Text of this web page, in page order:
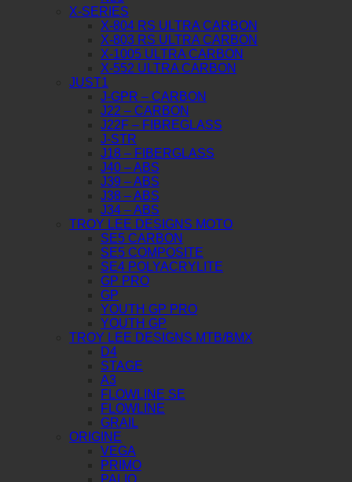
X-SERIES
X-804 RS ULTRA CARBON
X-803 RS ULTRA CARBON
X-1005 ULTRA CARBON
X-552 ULTRA CARBON
JUST1
J-GPR – CARBON
J22 – CARBON
J22F – FIBREGLASS
J-STR
J18 – FIBERGLASS
J40 – ABS
J39 – ABS
J38 – ABS
J34 – ABS
TROY LEE DESIGNS MOTO
SE5 CARBON
SE5 COMPOSITE
SE4 POLYACRYLITE
GP PRO
GP
YOUTH GP PRO
YOUTH GP
TROY LEE DESIGNS MTB/BMX
D4
STAGE
A3
FLOWLINE SE
FLOWLINE
GRAIL
ORIGINE
VEGA
PRIMO
PALIO